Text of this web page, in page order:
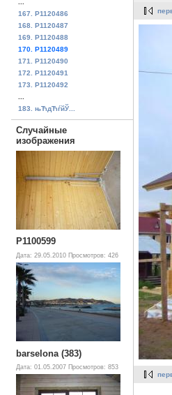
...
167. P1120486
168. P1120487
169. P1120488
170. P1120489
171. P1120490
172. P1120491
173. P1120492
...
183. њЋдЋѓйЎ...
Случайные
изображения
P1100599
Дата: 29.05.2010 Просмотров: 426
barselona (383)
Дата: 01.05.2007 Просмотров: 853